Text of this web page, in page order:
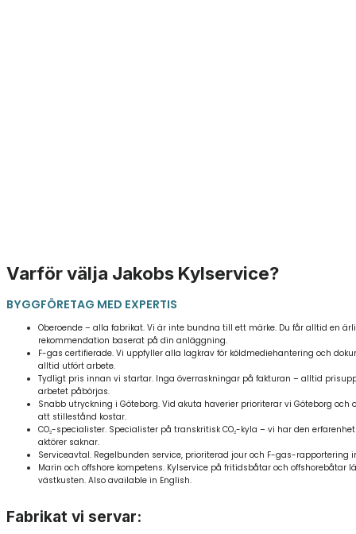
Varför välja Jakobs Kylservice?
BYGGFÖRETAG MED EXPERTIS
Oberoende – alla fabrikat. Vi är inte bundna till ett märke. Du får alltid en
rekommendation baserat på din anläggning.
F-gas certifierade. Vi uppfyller alla lagkrav för köldmediehantering och
alltid utfört arbete.
Tydligt pris innan vi startar. Inga överraskningar på fakturan – alltid
arbetet påbörjas.
Snabb utryckning i Göteborg. Vid akuta haverier prioriterar vi Göteborg och
att stillestånd kostar.
CO₂-specialister. Specialister på transkritisk CO₂-kyla – vi har den
aktörer saknar.
Serviceavtal. Regelbunden service, prioriterad jour och F-gas-rapportering
Marin och offshore kompetens. Kylservice på fritidsbåtar och offshorebåtar
västkusten. Also available in English.
Fabrikat vi servar: